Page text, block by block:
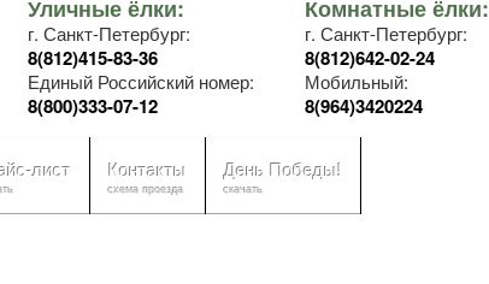
Уличные ёлки:
г. Санкт-Петербург:
8(812)415-83-36
Единый Российский номер:
8(800)333-07-12
Комнатные ёлки:
г. Санкт-Петербург:
8(812)642-02-24
Мобильный:
8(964)3420224
лист Контакты
схема проезда
День Победы!
скачать